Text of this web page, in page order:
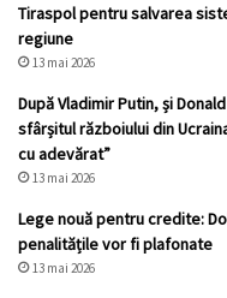
Tiraspol pentru salvarea
regiune
13 mai 2026
După Vladimir Putin, și
sfârșitul războiului din
cu adevărat”
13 mai 2026
Lege nouă pentru credite:
penalitățile vor fi plafonate
13 mai 2026